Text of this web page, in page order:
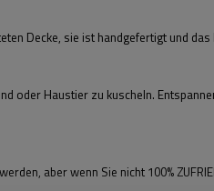
Decke, sie ist handgefertigt und
oder Haustier zu kuscheln.
aber wenn Sie nicht 100%